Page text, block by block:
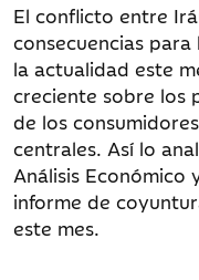
El conflicto entre
consecuencias
la actualidad este
creciente sobre los
de los
centrales. Así lo
Análisis Económico
informe de
este mes.